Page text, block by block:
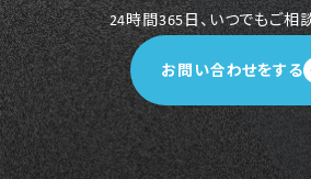
24時間365日、いつでもご相
お問い合わせをする